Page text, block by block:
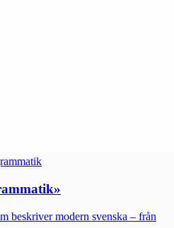
»
beskriver modern svenska – från